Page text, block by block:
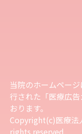
当院のホームペー
行された「医療広
おります。
Copyright(c)医療法